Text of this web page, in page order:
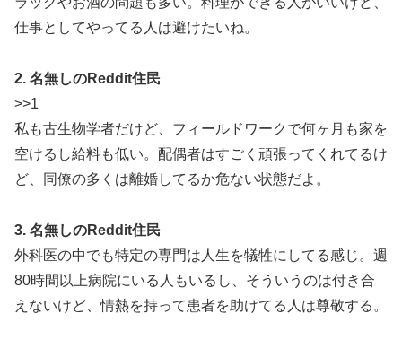
仕事としてやってる人は避けたいね。
2. 名無しのReddit住民
>>1
私も古生物学者だけど、フィールドワークで何ヶ月も家を
空けるし給料も低い。配偶者はすごく頑張ってくれてるけ
ど、同僚の多くは離婚してるか危ない状態だよ。
3. 名無しのReddit住民
外科医の中でも特定の専門は人生を犠牲にしてる感じ。週
80時間以上病院にいる人もいるし、そういうのは付き合
えないけど、情熱を持って患者を助けてる人は尊敬する。